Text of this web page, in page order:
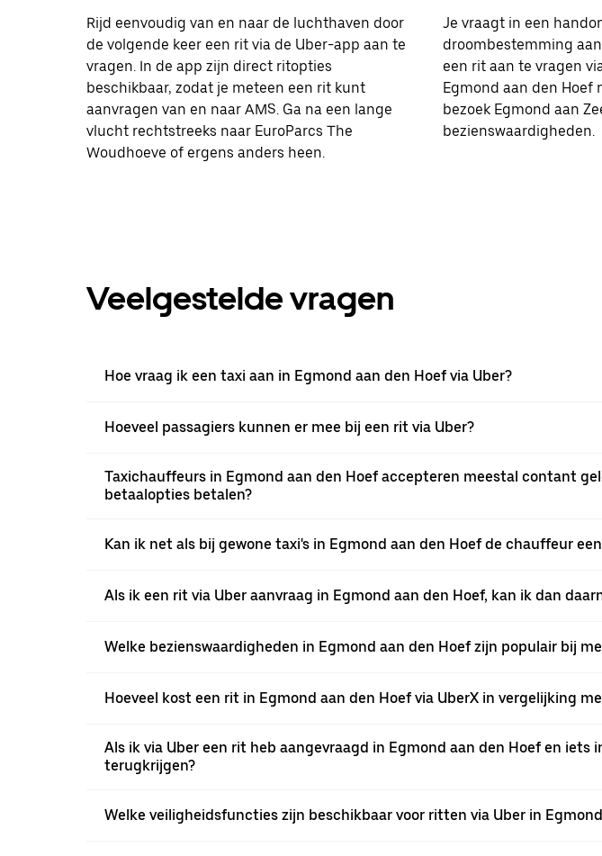
Rijd eenvoudig van en naar de luchthaven door
de volgende keer een rit via de Uber-app aan te
vragen. In de app zijn direct ritopties
beschikbaar, zodat je meteen een rit kunt
aanvragen van en naar AMS. Ga na een lange
vlucht rechtstreeks naar EuroParcs The
Woudhoeve of ergens anders heen.
Je vraagt in een
droombestemming
een rit aan te vragen
Egmond aan den Hoef
bezoek Egmond aan
bezienswaardigheden.
Veelgestelde vragen
Hoe vraag ik een taxi aan in Egmond aan den Hoef via Uber?
Hoeveel passagiers kunnen er mee bij een rit via Uber?
Taxichauffeurs in Egmond aan den Hoef accepteren meestal contant
betaalopties betalen?
Kan ik net als bij gewone taxi's in Egmond aan den Hoef de chauffeur
Als ik een rit via Uber aanvraag in Egmond aan den Hoef, kan ik dan
Welke bezienswaardigheden in Egmond aan den Hoef zijn populair bij
Hoeveel kost een rit in Egmond aan den Hoef via UberX in vergelijking
Als ik via Uber een rit heb aangevraagd in Egmond aan den Hoef en
terugkrijgen?
Welke veiligheidsfuncties zijn beschikbaar voor ritten via Uber in